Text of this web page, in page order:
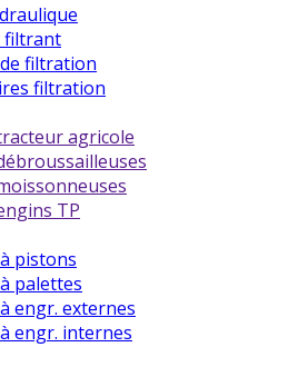
filtrant
filtration
filtration
agricole
TP
pistons
palettes
engr. externes
engr. internes